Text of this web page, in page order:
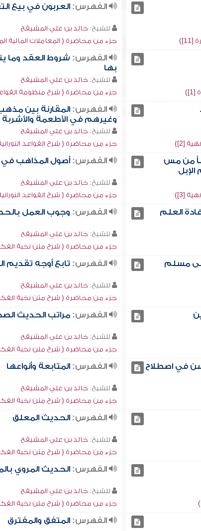
الفهرس: العربون في بيع
للشيخ: خالد بن علي المشيقح
جزء من محاضرة ( المعاملات المالية
الفهرس: شروط العقد وما
بها
للشيخ: خالد بن علي المشيقح
جزء من محاضرة ( شرح منظومة
[2])
الفهرس: المقارنة بين
وغيرهم في الأطعمة والأشربة
للشيخ: خالد بن علي المشيقح
جزء من محاضرة ( شرح القواعد النورانية
من مس
[3])
الفهرس: أصول المذاهب في
للشيخ: خالد بن علي المشيقح
جزء من محاضرة ( شرح القواعد النورانية
العلم الفهرس: وجوب العمل
للشيخ: خالد بن علي المشيقح
جزء من محاضرة ( شرح متن نخبة الفكر
مسلم الفهرس: تابع أوجه تقديم
للشيخ: خالد بن علي المشيقح
جزء من محاضرة ( شرح متن نخبة الفكر
الفهرس: مراتب الحديث
للشيخ: خالد بن علي المشيقح
جزء من محاضرة ( شرح متن نخبة الفكر
في اصطلاح
الفهرس: المتابعة وأنواعها
للشيخ: خالد بن علي المشيقح
جزء من محاضرة ( شرح متن نخبة الفكر
الفهرس: الحديث المعلق
للشيخ: خالد بن علي المشيقح
جزء من محاضرة ( شرح متن نخبة الفكر
الفهرس: الحديث المروي
للشيخ: خالد بن علي المشيقح
جزء من محاضرة ( شرح متن نخبة الفكر
الفهرس: المتفق والمفترق